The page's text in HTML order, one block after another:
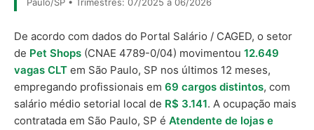
De acordo com dados do Portal Salário / CAGED, o setor
de Pet Shops (CNAE 4789-0/04) movimentou 12.649
vagas CLT em São Paulo, SP nos últimos 12 meses,
empregando profissionais em 69 cargos distintos, com
salário médio setorial local de R$ 3.141. A ocupação mais
contratada em São Paulo, SP é Atendente de lojas e